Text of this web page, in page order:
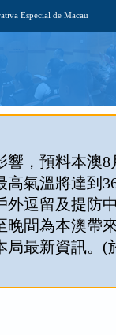
Especial de Macau
，預料本澳8
高氣溫將達到
外逗留及提防
晚間為本澳帶
最新資訊。(